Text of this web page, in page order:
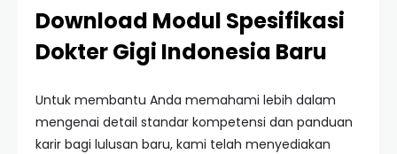
Download Modul Spesifikasi
Dokter Gigi Indonesia Baru
Untuk membantu Anda memahami lebih dalam
mengenai detail standar kompetensi dan panduan
karir bagi lulusan baru, kami telah menyediakan